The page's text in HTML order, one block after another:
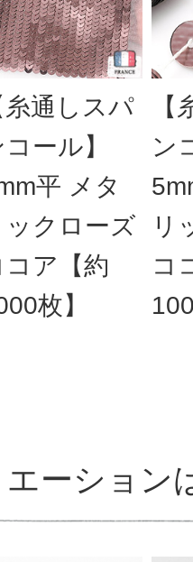
糸通しスパ
ール】
平 メタ
ックローズ
コア【約
枚】
ン
リ
コ
ーション